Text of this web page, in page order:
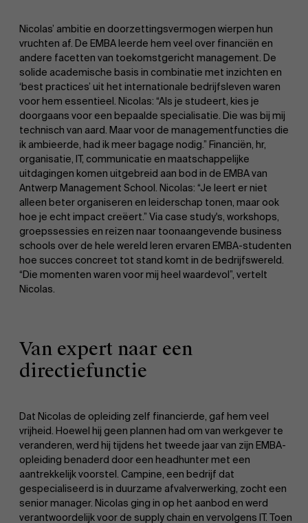
Nicolas’ ambitie en doorzettingsvermogen wierpen hun
vruchten af. De EMBA leerde hem veel over financiën en
andere facetten van toekomstgericht management. De
solide academische basis in combinatie met inzichten en
‘best practices’ uit het internationale bedrijfsleven waren
voor hem essentieel. Nicolas: “Als je studeert, kies je
doorgaans voor een bepaalde specialisatie. Die was bij mij
technisch van aard. Maar voor de managementfuncties die
ik ambieerde, had ik meer bagage nodig.” Financiën, hr,
organisatie, IT, communicatie en maatschappelijke
uitdagingen komen uitgebreid aan bod in de EMBA van
Antwerp Management School. Nicolas: “Je leert er niet
alleen beter organiseren en leiderschap tonen, maar ook
hoe je echt impact creëert.” Via case study's, workshops,
groepssessies en reizen naar toonaangevende business
schools over de hele wereld leren ervaren EMBA-studenten
hoe succes concreet tot stand komt in de bedrijfswereld.
“Die momenten waren voor mij heel waardevol”, vertelt
Nicolas.
Van expert naar een
directiefunctie
Dat Nicolas de opleiding zelf financierde, gaf hem veel
vrijheid. Hoewel hij geen plannen had om van werkgever te
veranderen, werd hij tijdens het tweede jaar van zijn EMBA-
opleiding benaderd door een headhunter met een
aantrekkelijk voorstel. Campine, een bedrijf dat
gespecialiseerd is in duurzame afvalverwerking, zocht een
senior manager. Nicolas ging in op het aanbod en werd
verantwoordelijk voor de supply chain en vervolgens IT. Toen